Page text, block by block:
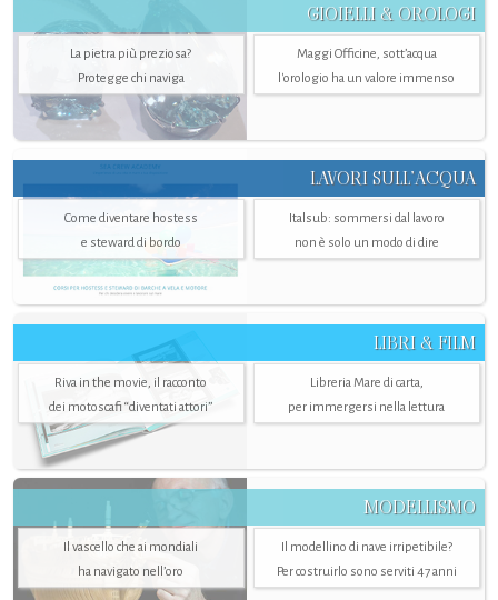
GIOIELLI & OROLOGI
La pietra più preziosa?
Protegge chi naviga
Maggi Officine, sott’acqua
l'orologio ha un valore immenso
LAVORI SULL’ACQUA
Come diventare hostess
e steward di bordo
Italsub: sommersi dal lavoro
non è solo un modo di dire
LIBRI & FILM
Riva in the movie, il racconto
dei motoscafi “diventati attori”
Libreria Mare di carta,
per immergersi nella lettura
MODELLISMO
Il vascello che ai mondiali
ha navigato nell’oro
Il modellino di nave irripetibile?
Per costruirlo sono serviti 47 anni